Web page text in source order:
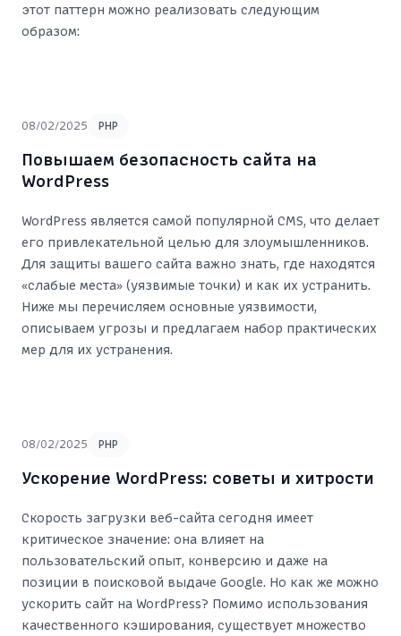
этот паттерн можно реализовать следующим
образом:
08/02/2025 PHP
Повышаем безопасность сайта на
WordPress
WordPress является самой популярной CMS, что делает
его привлекательной целью для злоумышленников.
Для защиты вашего сайта важно знать, где находятся
«слабые места» (уязвимые точки) и как их устранить.
Ниже мы перечисляем основные уязвимости,
описываем угрозы и предлагаем набор практических
мер для их устранения.
08/02/2025 PHP
Ускорение WordPress: советы и хитрости
Скорость загрузки веб-сайта сегодня имеет
критическое значение: она влияет на
пользовательский опыт, конверсию и даже на
позиции в поисковой выдаче Google. Но как же можно
ускорить сайт на WordPress? Помимо использования
качественного кэширования, существует множество